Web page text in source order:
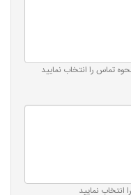
تماس را انتخاب نمایید
انتخاب نمایید